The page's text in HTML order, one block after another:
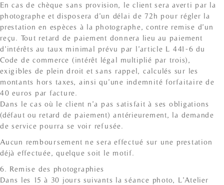
En cas de chèque sans provision, le client sera averti par la
photographe et disposera d’un délai de 72h pour régler la
prestation en espèces à la photographe, contre remise d’un
reçu. Tout retard de paiement donnera lieu au paiement
d’intérêts au taux minimal prévu par l’article L 441-6 du
Code de commerce (intérêt légal multiplié par trois),
exigibles de plein droit et sans rappel, calculés sur les
montants hors taxes, ainsi qu’une indemnité forfaitaire de
40 euros par facture.
Dans le cas où le client n’a pas satisfait à ses obligations
(défaut ou retard de paiement) antérieurement, la demande
de service pourra se voir refusée.
Aucun remboursement ne sera effectué sur une prestation
déjà effectuée, quelque soit le motif.
6. Remise des photographies
Dans les 15 à 30 jours suivants la séance photo, L’Atelier